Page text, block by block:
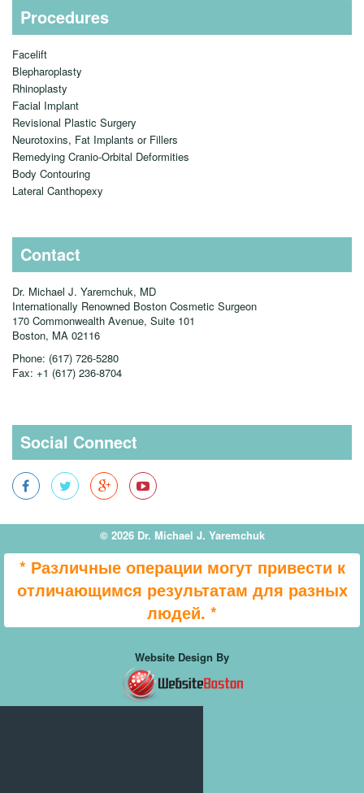
Procedures
Facelift
Blepharoplasty
Rhinoplasty
Facial Implant
Revisional Plastic Surgery
Neurotoxins, Fat Implants or Fillers
Remedying Cranio-Orbital Deformities
Body Contouring
Lateral Canthopexy
Contact
Dr. Michael J. Yaremchuk, MD
Internationally Renowned Boston Cosmetic Surgeon
170 Commonwealth Avenue, Suite 101
Boston, MA 02116
Phone: (617) 726-5280
Fax: +1 (617) 236-8704
Social Connect
© 2026 Dr. Michael J. Yaremchuk
* Различные операции могут привести к
отличающимся результатам для разных
людей. *
Website Design By